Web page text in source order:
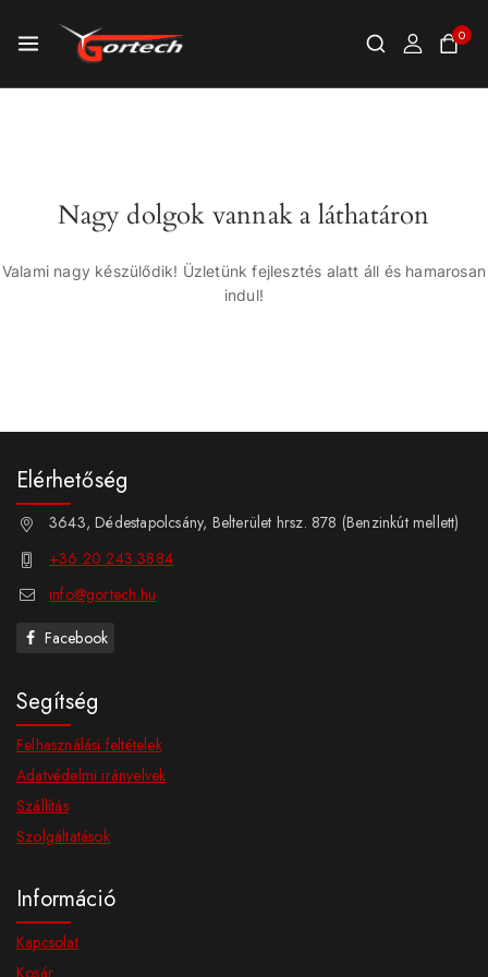
0
Nagy dolgok vannak a láthatáron
Valami nagy készülődik! Üzletünk fejlesztés alatt áll és hamarosan
indul!
Elérhetőség
3643, Dédestapolcsány, Belterület hrsz. 878 (Benzinkút mellett)
+36 20 243 3884
info@gortech.hu
Facebook
Segítség
Felhasználási feltételek
Adatvédelmi irányelvek
Szállítás
Szolgáltatások
Információ
Kapcsolat